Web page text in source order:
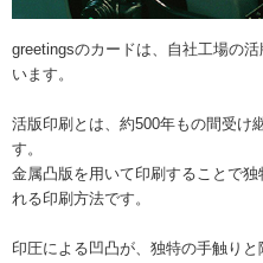
greetingsのカードは、自社工場の
います。
活版印刷とは、約500年もの間受け
す。
金属凸版を用いて印刷することで
れる印刷方法です。
印圧による凹凸が、独特の手触り